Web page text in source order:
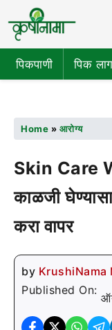
पिकपाणी पिक
Home » आरोग्य
Skin Care
काळजी
करा वापर
by KrushiNama
Published On: